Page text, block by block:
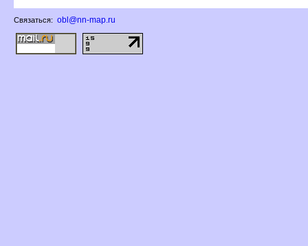
Связаться: obl@nn-map.ru